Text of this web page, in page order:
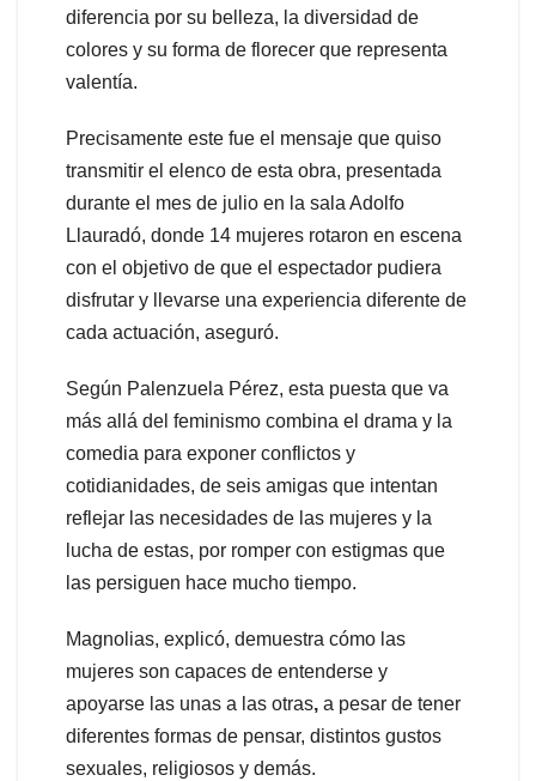
diferencia por su belleza, la diversidad de
colores y su forma de florecer que representa
valentía.
Precisamente este fue el mensaje que quiso
transmitir el elenco de esta obra, presentada
durante el mes de julio en la sala Adolfo
Llauradó, donde 14 mujeres rotaron en escena
con el objetivo de que el espectador pudiera
disfrutar y llevarse una experiencia diferente de
cada actuación, aseguró.
Según Palenzuela Pérez, esta puesta que va
más allá del feminismo combina el drama y la
comedia para exponer conflictos y
cotidianidades, de seis amigas que intentan
reflejar las necesidades de las mujeres y la
lucha de estas, por romper con estigmas que
las persiguen hace mucho tiempo.
Magnolias, explicó, demuestra cómo las
mujeres son capaces de entenderse y
apoyarse las unas a las otras, a pesar de tener
diferentes formas de pensar, distintos gustos
sexuales, religiosos y demás.